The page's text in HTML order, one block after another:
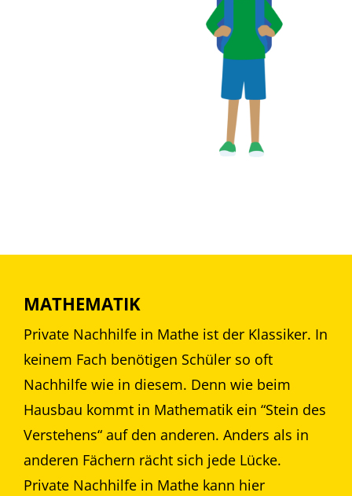
MATHEMATIK
Private Nachhilfe in Mathe ist der Klassiker. In
keinem Fach benötigen Schüler so oft
Nachhilfe wie in diesem. Denn wie beim
Hausbau kommt in Mathematik ein “Stein des
Verstehens“ auf den anderen. Anders als in
anderen Fächern rächt sich jede Lücke.
Private Nachhilfe in Mathe kann hier